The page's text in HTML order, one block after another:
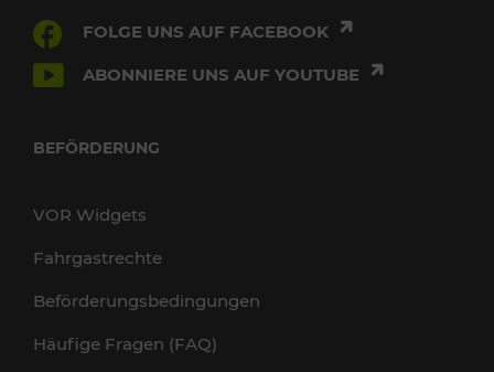
FOLGE UNS AUF FACEBOOK
ABONNIERE UNS AUF YOUTUBE
BEFÖRDERUNG
VOR Widgets
Fahrgastrechte
Beförderungsbedingungen
Häufige Fragen (FAQ)